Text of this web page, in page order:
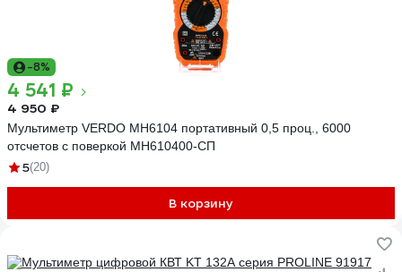
-8%
4 541 ₽
4 950 ₽
Мультиметр VERDO MH6104 портативный 0,5 проц., 6000
отсчетов с поверкой MH610400-СП
5(20)
В корзину